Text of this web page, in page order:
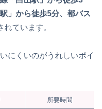
」から徒歩5分、都バス
れています。
にくいのがうれしいポイ
所要時間